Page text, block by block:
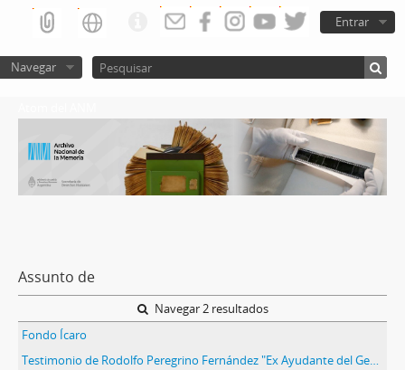
Entrar
Navegar
Assunto de
Navegar 2 resultados
Fondo Ícaro
Testimonio de Rodolfo Peregrino Fernández "Ex Ayudante del General Harguindeguy acusa"